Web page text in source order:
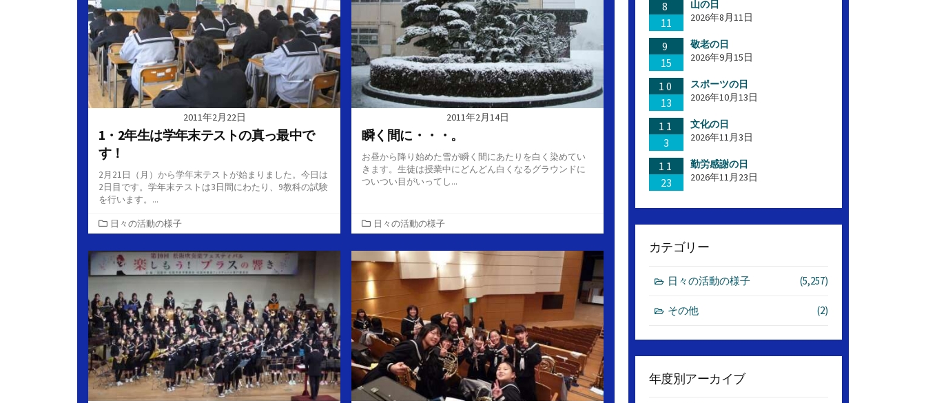
2011年2月22日
1・2年生は学年末テストの真っ最中で
す！
2月21日（月）から学年末テストが始まりました。今日は
2日目です。学年末テストは3日間にわたり、9教科の試験
を行います。...
カ
テ
ゴ
リ
ー
日々の活動の様子
2011年2月14日
瞬く間に・・・。
お昼から降り始めた雪が瞬く間にあたりを白く染めてい
きます。生徒は授業中にどんどん白くなるグラウンドに
ついつい目がいってし...
カ
テ
ゴ
リ
ー
日々の活動の様子
8
11
山の日
2026年8月11日
9
15
敬老の日
2026年9月15日
10
13
スポーツの日
2026年10月13日
11
3
文化の日
2026年11月3日
11
23
勤労感謝の日
2026年11月23日
カテゴリー
日々の活動の様子 (5,257)
その他 (2)
年度別アーカイブ